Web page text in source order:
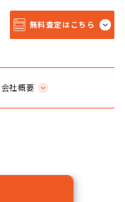
無料査定はこちら
会社概要